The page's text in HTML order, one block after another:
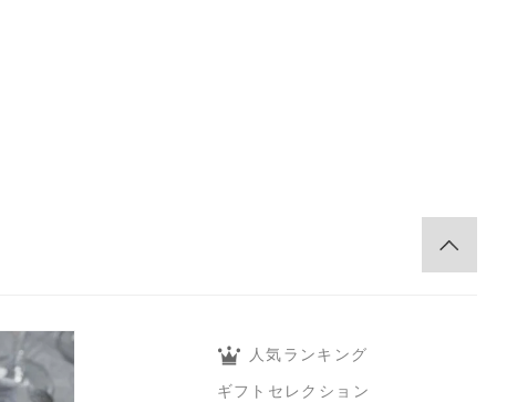
人気ランキング
ギフトセレクション